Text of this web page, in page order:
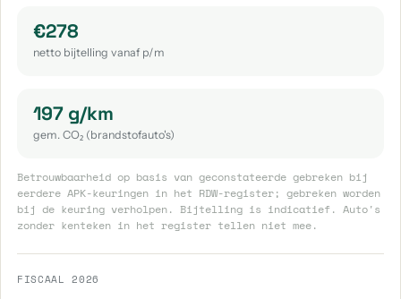
€278
netto bijtelling vanaf p/m
197 g/km
gem. CO₂ (brandstofauto's)
Betrouwbaarheid op basis van geconstateerde gebreken bij
eerdere APK-keuringen in het RDW-register; gebreken worden
bij de keuring verholpen. Bijtelling is indicatief. Auto's
zonder kenteken in het register tellen niet mee.
FISCAAL 2026